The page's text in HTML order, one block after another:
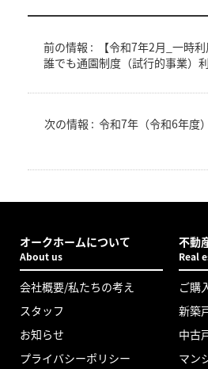
前の情報 :
【令和7年2月_一時
誰でも通園制度（試行的事業）
次の情報 : 令和7年（令和6年度
オークホームについて
About us
会社概要/私たちの考え
スタッフ
お知らせ
プライバシーポリシー
不動
Real
ご購
新築
中古
マン